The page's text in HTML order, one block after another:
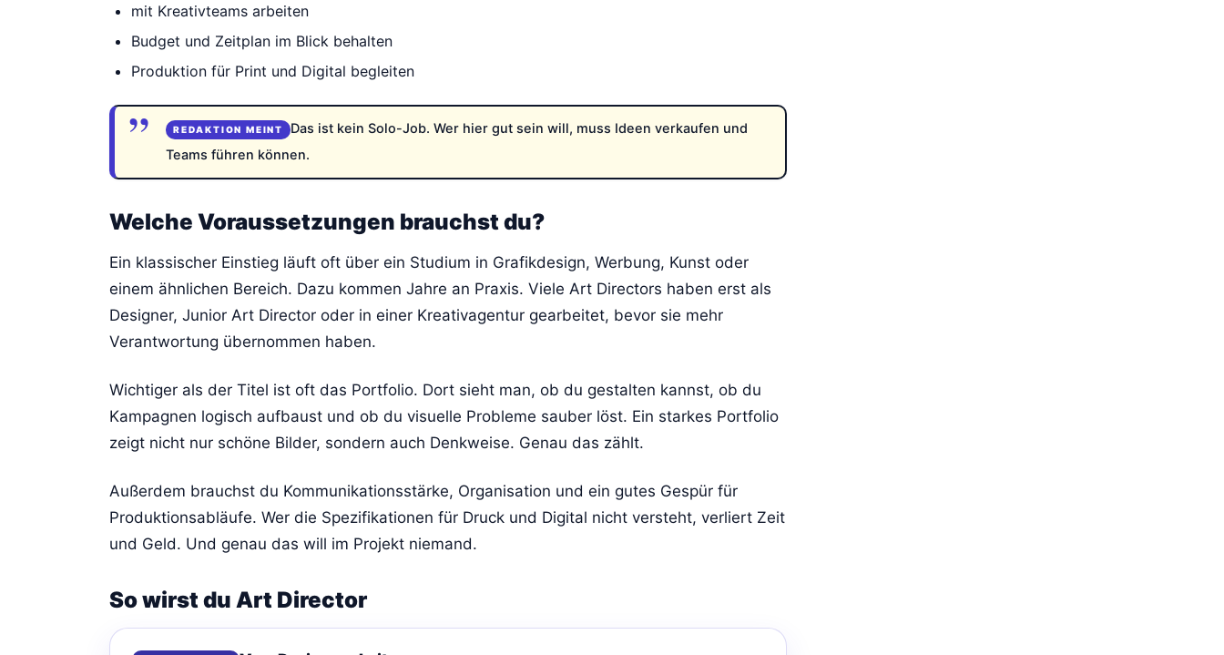
mit Kreativteams arbeiten
Budget und Zeitplan im Blick behalten
Produktion für Print und Digital begleiten
Das ist kein Solo-Job. Wer hier gut sein will, muss Ideen verkaufen und
Teams führen können.
Welche Voraussetzungen brauchst du?
Ein klassischer Einstieg läuft oft über ein Studium in Grafikdesign, Werbung, Kunst oder
einem ähnlichen Bereich. Dazu kommen Jahre an Praxis. Viele Art Directors haben erst als
Designer, Junior Art Director oder in einer Kreativagentur gearbeitet, bevor sie mehr
Verantwortung übernommen haben.
Wichtiger als der Titel ist oft das Portfolio. Dort sieht man, ob du gestalten kannst, ob du
Kampagnen logisch aufbaust und ob du visuelle Probleme sauber löst. Ein starkes Portfolio
zeigt nicht nur schöne Bilder, sondern auch Denkweise. Genau das zählt.
Außerdem brauchst du Kommunikationsstärke, Organisation und ein gutes Gespür für
Produktionsabläufe. Wer die Spezifikationen für Druck und Digital nicht versteht, verliert Zeit
und Geld. Und genau das will im Projekt niemand.
So wirst du Art Director